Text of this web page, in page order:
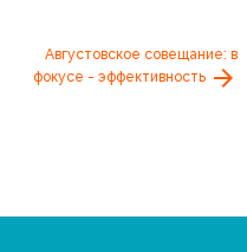
Августовское совещание: в
фокусе - эффективность